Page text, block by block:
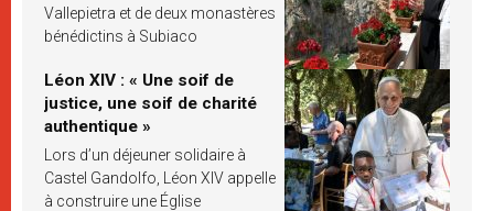
Vallepietra et de deux monastères
bénédictins à Subiaco
Léon XIV : « Une soif de
justice, une soif de charité
authentique »
Lors d’un déjeuner solidaire à
Castel Gandolfo, Léon XIV appelle
à construire une Église